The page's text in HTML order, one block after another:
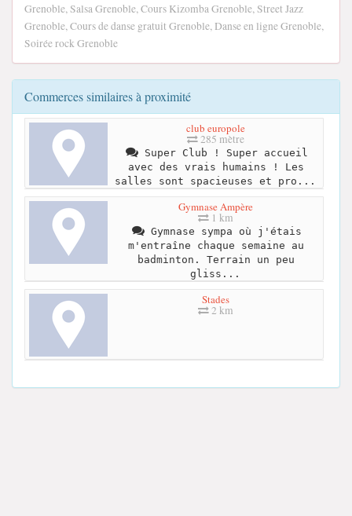
Grenoble, Salsa Grenoble, Cours Kizomba Grenoble, Street Jazz
Grenoble, Cours de danse gratuit Grenoble, Danse en ligne Grenoble,
Soirée rock Grenoble
Commerces similaires à proximité
club europole
285 mètre
Super Club ! Super accueil
avec des vrais humains ! Les
salles sont spacieuses et pro...
Gymnase Ampère
1 km
Gymnase sympa où j'étais
m'entraîne chaque semaine au
badminton. Terrain un peu
gliss...
Stades
2 km